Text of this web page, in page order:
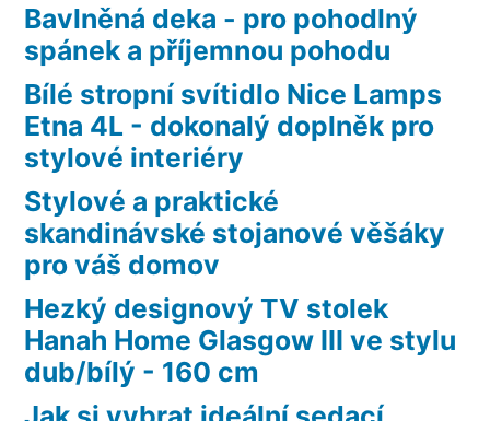
Bavlněná deka - pro pohodlný
spánek a příjemnou pohodu
Bílé stropní svítidlo Nice Lamps
Etna 4L - dokonalý doplněk pro
stylové interiéry
Stylové a praktické
skandinávské stojanové věšáky
pro váš domov
Hezký designový TV stolek
Hanah Home Glasgow III ve stylu
dub/bílý - 160 cm